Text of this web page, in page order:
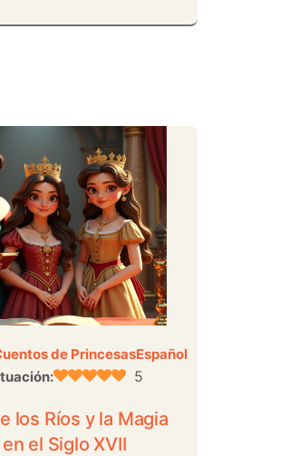
de PrincesasEspañol
5
los Ríos y la Magia
el Siglo XVII